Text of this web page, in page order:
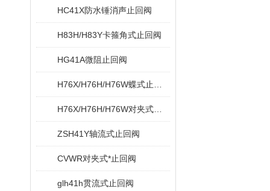
HC41X防水锤消声止回阀
H83H/H83Y卡箍角式止回阀
HG41A微阻止回阀
ZSH41Y轴流式止回阀
CVWR对夹式*止回阀
glh41h贯流式止回阀